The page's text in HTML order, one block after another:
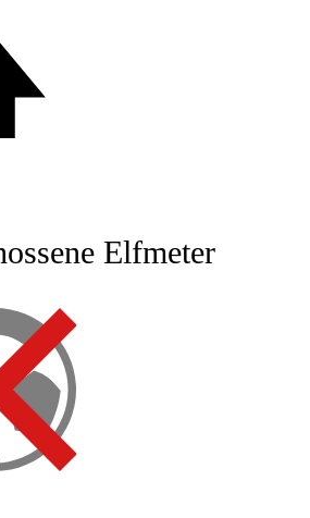
Elfmeter